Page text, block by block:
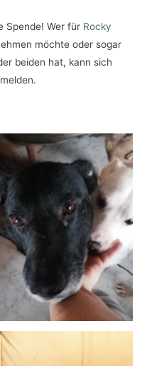
Spende! Wer für Rocky
möchte oder sogar
beiden hat, kann sich
melden.